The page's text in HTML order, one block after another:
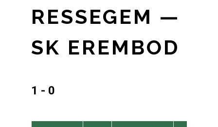
RESSEGEM —
SK EREMBOD
1 - 0